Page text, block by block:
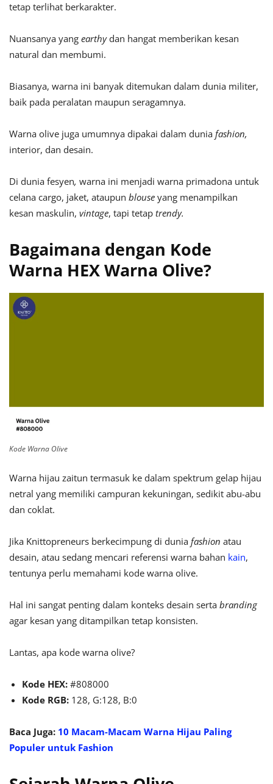
tetap terlihat berkarakter.
Nuansanya yang earthydan hangat memberikan kesan
natural dan membumi.
Biasanya, warna ini banyak ditemukan dalam dunia militer,
baik pada peralatan maupun seragamnya.
Warna olive juga umumnya dipakai dalam dunia fashion,
interior, dan desain.
Di dunia fesyen, warna ini menjadi warna primadona untuk
celana cargo, jaket, ataupun blouse yang menampilkan
kesan maskulin, vintage, tapi tetap trendy.
Bagaimana dengan Kode
Warna HEX Warna Olive?
Kode Warna Olive
Warna hijau zaitun termasuk ke dalam spektrum gelap hijau
netral yang memiliki campuran kekuningan, sedikit abu-abu
dan coklat.
Jika Knittopreneurs berkecimpung di dunia fashion atau
desain, atau sedang mencari referensi warna bahan kain,
tentunya perlu memahami kode warna olive.
Hal ini sangat penting dalam konteks desain serta branding
agar kesan yang ditampilkan tetap konsisten.
Lantas, apa kode warna olive?
Kode HEX: #808000
Kode RGB: 128, G:128, B:0
Baca Juga: 10 Macam-Macam Warna Hijau Paling
Populer untuk Fashion